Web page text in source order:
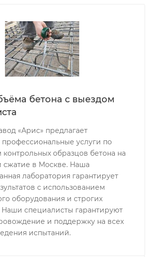
бетона с выездом
«Арис» предлагает
профессиональные услуги по
образцов бетона на
сжатие в Москве. Наша
лаборатория гарантирует
с использованием
оборудования и строгих
Наши специалисты гарантируют
и поддержку на всех
испытаний.